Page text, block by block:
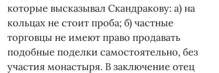
которые высказывал Скандракову: а) на
кольцах не стоит проба; б) частные
торговцы не имеют право продавать
подобные поделки самостоятельно, без
участия монастыря. В заключение отец